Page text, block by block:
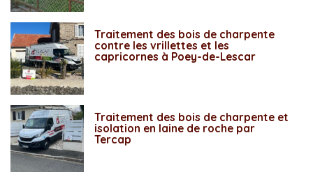
Traitement des bois de charpente
contre les vrillettes et les
capricornes à Poey-de-Lescar
Traitement des bois de charpente et
isolation en laine de roche par
Tercap